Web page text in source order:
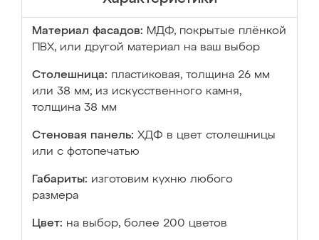
Материал фасадов: МДФ, покрытые плёнкой
ПВХ, или другой материал на ваш выбор
Столешница: пластиковая, толщина 26 мм
или 38 мм; из искусственного камня,
толщина 38 мм
Стеновая панель: ХДФ в цвет столешницы
или с фотопечатью
Габариты: изготовим кухню любого
размера
Цвет: на выбор, более 200 цветов